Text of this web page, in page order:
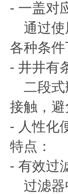
- 一盖对
通过使
各种条
- 井井有
二段式
接触，
- 人性化
特点：
- 有效过
过滤器